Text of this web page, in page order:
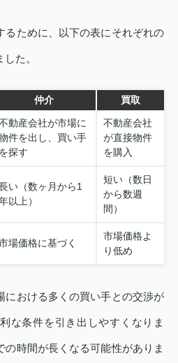
るために、以下の表にそれぞれの
た。
仲介 買取
動産会社が市場に
件を出し、買い手
を探す
不動産会社
が直接物件
を購入
い（数ヶ月から1
以上）
短い（数日
から数週
間）
場価格に基づく
市場価格よ
り低め
における多くの買い手との交渉が
な条件を引き出しやすくなりま
の時間が長くなる可能性がありま